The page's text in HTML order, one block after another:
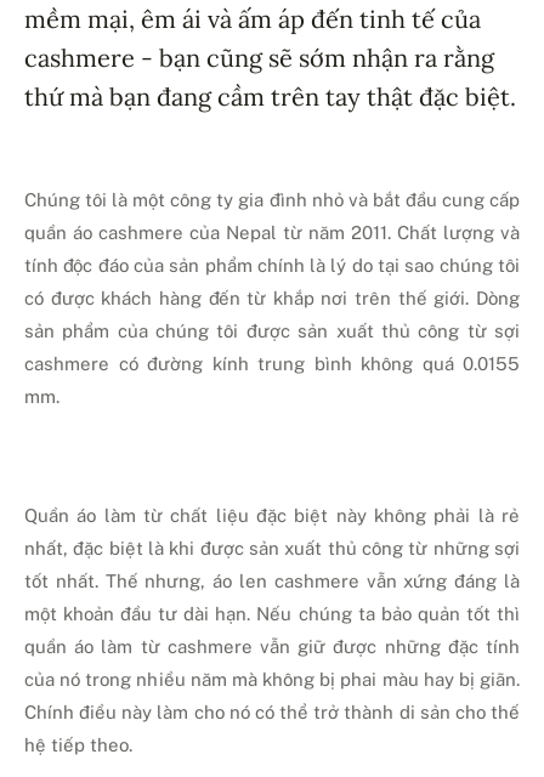
mềm mại, êm ái và ấm áp đến tinh tế của
cashmere - bạn cũng sẽ sớm nhận ra rằng
thứ mà bạn đang cầm trên tay thật đặc biệt.
Chúng tôi là một công ty gia đình nhỏ và bắt đầu cung cấp
quần áo cashmere của Nepal từ năm 2011. Chất lượng và
tính độc đáo của sản phẩm chính là lý do tại sao chúng tôi
có được khách hàng đến từ khắp nơi trên thế giới. Dòng
sản phẩm của chúng tôi được sản xuất thủ công từ sợi
cashmere có đường kính trung bình không quá 0.0155
mm.
Quần áo làm từ chất liệu đặc biệt này không phải là rẻ
nhất, đặc biệt là khi được sản xuất thủ công từ những sợi
tốt nhất. Thế nhưng, áo len cashmere vẫn xứng đáng là
một khoản đầu tư dài hạn. Nếu chúng ta bảo quản tốt thì
quần áo làm từ cashmere vẫn giữ được những đặc tính
của nó trong nhiều năm mà không bị phai màu hay bị giãn.
Chính điều này làm cho nó có thể trở thành di sản cho thế
hệ tiếp theo.